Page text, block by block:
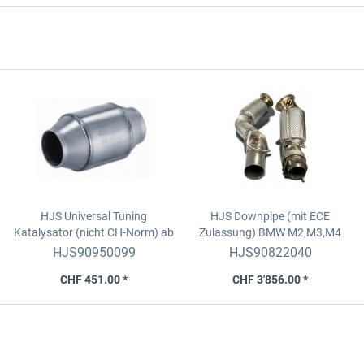
HJS Universal Tuning
Katalysator (nicht CH-Norm) ab
180PS / ab 1600 ccm / Euro 2
HJS90950099
CHF 451.00 *
HJS Downpipe (mit ECE
Zulassung) BMW M2,M3,M4
(Euro 6d) mit OPF
HJS90822040
CHF 3'856.00 *